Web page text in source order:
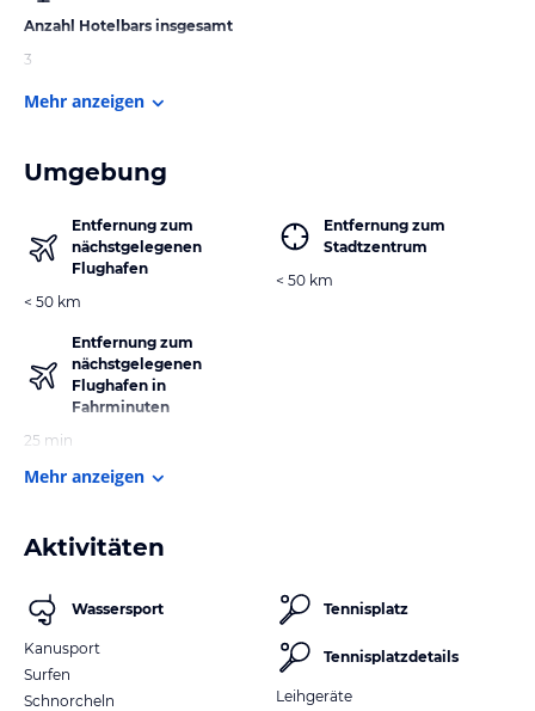
Anzahl Hotelbars insgesamt
3
Mehr anzeigen
Umgebung
Entfernung zum
nächstgelegenen
Flughafen
< 50 km
Entfernung zum
nächstgelegenen
Flughafen in
Fahrminuten
25 min
Entfernung zum
Stadtzentrum
< 50 km
Mehr anzeigen
Aktivitäten
Wassersport
Kanusport
Surfen
Schnorcheln
Tennisplatz
Tennisplatzdetails
Leihgeräte